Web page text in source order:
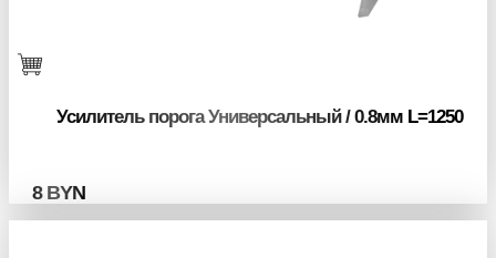
Усилитель порога Универсальный / 0.8мм L=1250
8 BYN